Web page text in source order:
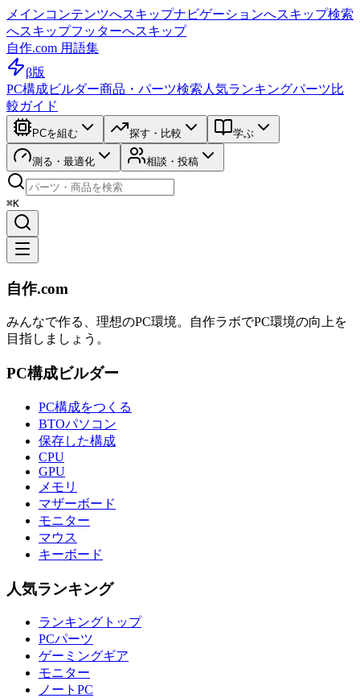
メインコンテンツへスキップナビゲーションへスキップ検索
へスキップフッターへスキップ
自作.com 用語集
β版
PC構成ビルダー商品・パーツ検索 人気ランキングパーツ比
較ガイド
PCを組む 探す・比較 学ぶ
測る・最適化 相談・投稿
⌘K
自作.com
みんなで作る、理想のPC環境。 自作ラボでPC環境の向上を
目指しましょう。
PC構成ビルダー
PC構成をつくる
BTOパソコン
保存した構成
CPU
GPU
メモリ
マザーボード
モニター
マウス
キーボード
人気ランキング
ランキングトップ
PCパーツ
ゲーミングギア
モニター
ノートPC